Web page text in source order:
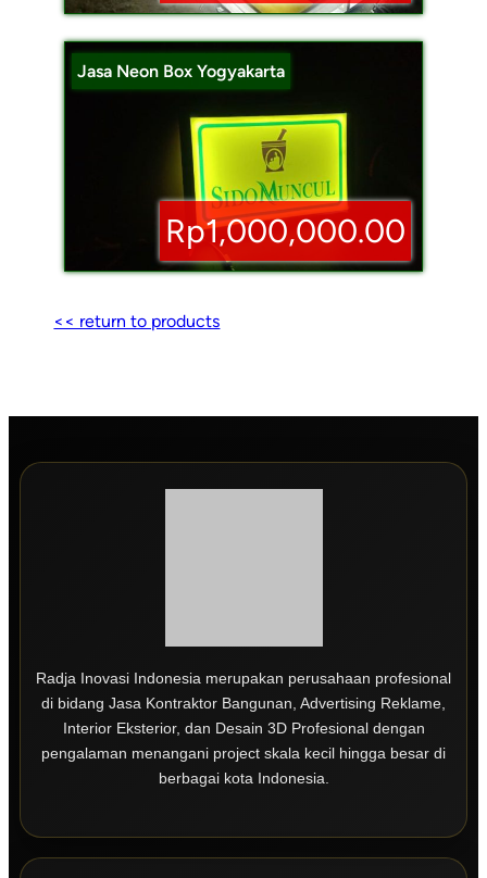
Jasa Neon Box Yogyakarta
Rp1,000,000.00
<< return to products
Radja Inovasi Indonesia merupakan perusahaan profesional
di bidang Jasa Kontraktor Bangunan, Advertising Reklame,
Interior Eksterior, dan Desain 3D Profesional dengan
pengalaman menangani project skala kecil hingga besar di
berbagai kota Indonesia.